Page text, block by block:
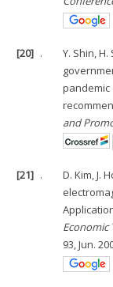
[20] .
Y. Shin, H.
pandemic
and
[21] .
D. Kim, J.
Economic
93, Jun.